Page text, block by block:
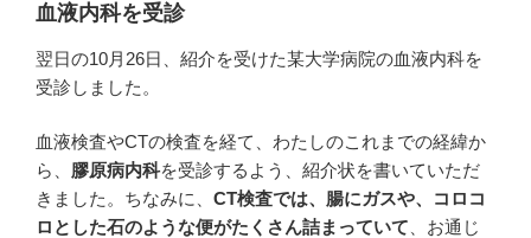
血液内科を受診
翌日の10月26日、紹介を受けた某大学病院の血液内科を
受診しました。
血液検査やCTの検査を経て、わたしのこれまでの経緯か
ら、 膠原病内科を受診するよう、紹介状を書いていただ
きました。ちなみに、 CT検査では、腸にガスや、コロコ
ロとした石のような便がたくさん詰まっていて 、お通じ